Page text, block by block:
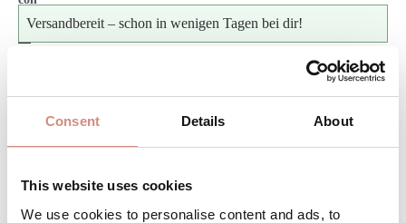
Consent Details About
This website uses cookies
We use cookies to personalise content and ads, to
Versandbereit – schon in wenigen Tagen bei dir!
Produkt Anzahl: Gib den gewünschten Wert
IN DEN WARENKORB